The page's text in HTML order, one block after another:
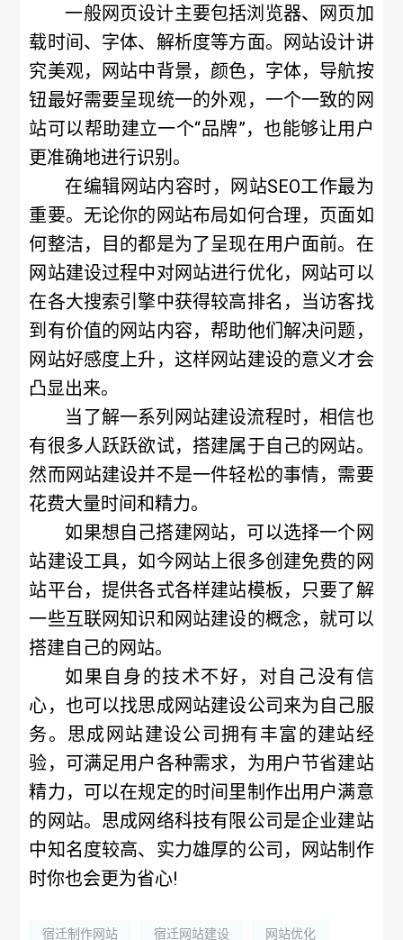
一般网页设计主要包括浏览器、网页加
载时间、字体、解析度等方面。网站设计讲
究美观，网站中背景，颜色，字体，导航按
钮最好需要呈现统一的外观，一个一致的网
站可以帮助建立一个“品牌”，也能够让用户
更准确地进行识别。
在编辑网站内容时，网站SEO工作最为
重要。无论你的网站布局如何合理，页面如
何整洁，目的都是为了呈现在用户面前。在
网站建设过程中对网站进行优化，网站可以
在各大搜索引擎中获得较高排名，当访客找
到有价值的网站内容，帮助他们解决问题，
网站好感度上升，这样网站建设的意义才会
凸显出来。
当了解一系列网站建设流程时，相信也
有很多人跃跃欲试，搭建属于自己的网站。
然而网站建设并不是一件轻松的事情，需要
花费大量时间和精力。
如果想自己搭建网站，可以选择一个网
站建设工具，如今网站上很多创建免费的网
站平台，提供各式各样建站模板，只要了解
一些互联网知识和网站建设的概念，就可以
搭建自己的网站。
如果自身的技术不好，对自己没有信
心，也可以找思成网站建设公司来为自己服
务。思成网站建设公司拥有丰富的建站经
验，可满足用户各种需求，为用户节省建站
精力，可以在规定的时间里制作出用户满意
的网站。思成网络科技有限公司是企业建站
中知名度较高、实力雄厚的公司，网站制作
时你也会更为省心!
宿迁制作网站 宿迁网站建设 网站优化